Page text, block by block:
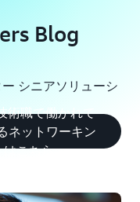
Blog
シニアソリューシ
術職で働かれて
ネットワーキン
はこちら